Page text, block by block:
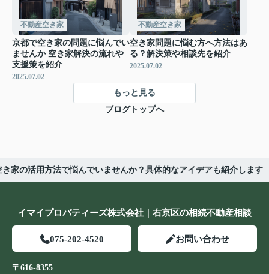
不動産空き家
京都で空き家の問題に悩んでい
ませんか 空き家解決の流れや
支援策を紹介
2025.07.02
不動産空き家
空き家問題に悩む方へ方法はあ
る？解決策や相談先を紹介
2025.07.02
もっと見る
ブログトップへ
き家の活用方法で悩んでいませんか？具体的なアイデアも紹介します
イマイプロパティーズ株式会社｜右京区の相続不動産相談
075-202-4520 お問い合わせ
〒616-8355